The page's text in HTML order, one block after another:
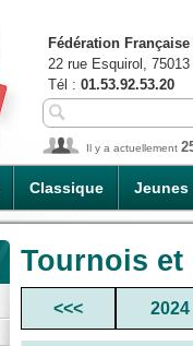
Classique Jeunes
Fédération
22 rue Esquirol,
Tél : 01.53.92.53.20
Il y a actuellement
Tournois
<<< 2024